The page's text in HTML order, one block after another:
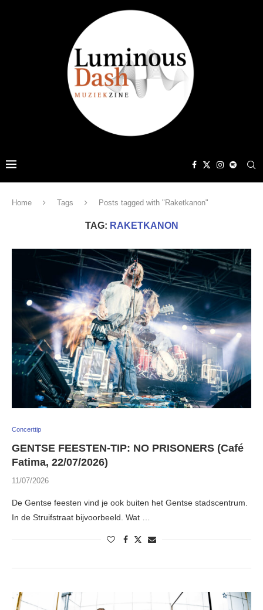
Home Tags Posts tagged with "Raketkanon"
TAG: RAKETKANON
Concerttip
GENTSE FEESTEN-TIP: NO PRISONERS (Café
Fatima, 22/07/2026)
11/07/2026
De Gentse feesten vind je ook buiten het Gentse stadscentrum.
In de Struifstraat bijvoorbeeld. Wat …